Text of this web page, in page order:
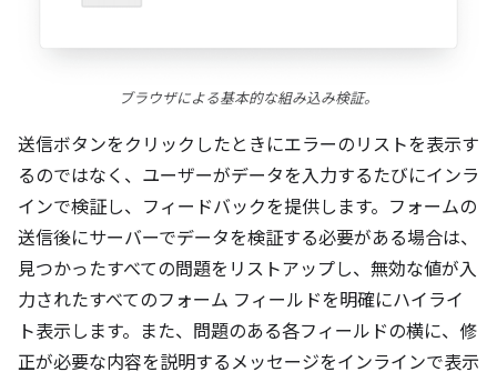
ブラウザによる基本的な組み込み検証。
送信ボタンをクリックしたときにエラーのリストを表示す
るのではなく、ユーザーがデータを入力するたびにインラ
インで検証し、フィードバックを提供します。フォームの
送信後にサーバーでデータを検証する必要がある場合は、
見つかったすべての問題をリストアップし、無効な値が入
力されたすべてのフォーム フィールドを明確にハイライ
ト表示します。また、問題のある各フィールドの横に、修
正が必要な内容を説明するメッセージをインラインで表示